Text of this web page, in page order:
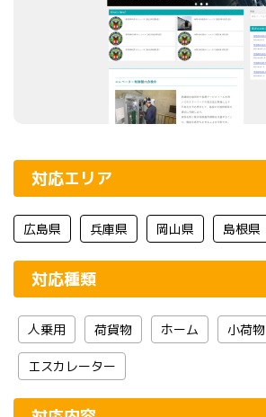
対応エリア
広島県 兵庫県 岡山県 島根県
対応種類
人乗用 荷貨物 ホーム 小荷物
エスカレーター